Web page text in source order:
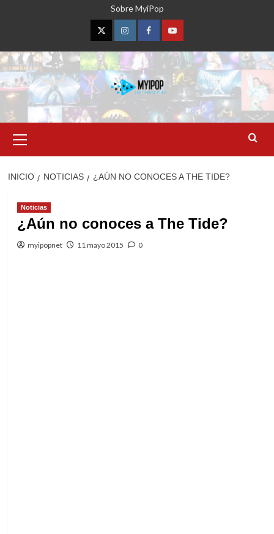
Sobre MyiPop
TwitterInstagramFacebookYouTube
primario
INICIO NOTICIAS ¿AÚN NO CONOCES A THE TIDE?
Noticias
¿Aún no conoces a The Tide?
myipopnet 11 mayo 2015 0